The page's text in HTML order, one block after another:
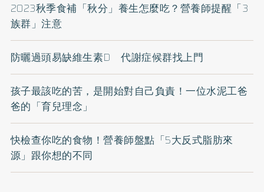
2023秋季食補「秋分」養生怎麼吃？營養師提醒「3
族群」注意
防曬過頭易缺維生素D 代謝症候群找上門
孩子最該吃的苦，是開始對自己負責！一位水泥工爸
爸的「育兒理念」
快檢查你吃的食物！營養師盤點「5大反式脂肪來
源」跟你想的不同